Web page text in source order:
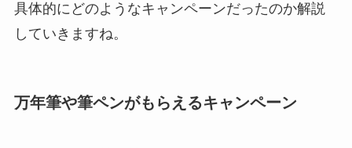
具体的にどのようなキャンペーンだったのか解説
していきますね。
万年筆や筆ペンがもらえるキャンペーン